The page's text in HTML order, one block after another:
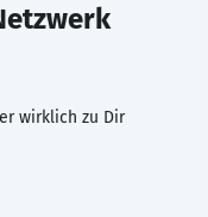
wirklich zu Dir